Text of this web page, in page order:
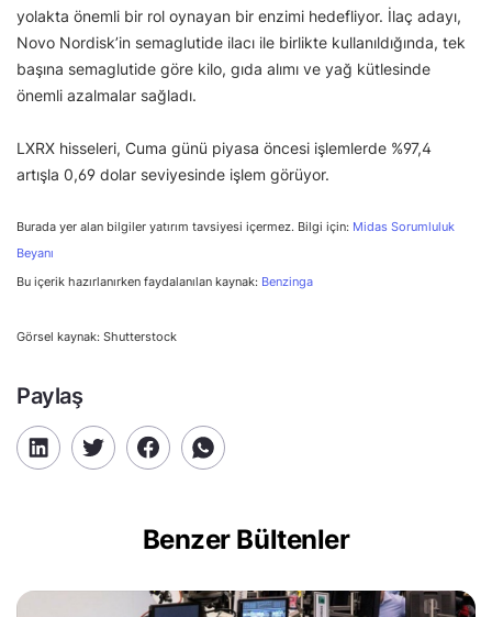
yolakta önemli bir rol oynayan bir enzimi hedefliyor. İlaç adayı,
Novo Nordisk’in semaglutide ilacı ile birlikte kullanıldığında, tek
başına semaglutide göre kilo, gıda alımı ve yağ kütlesinde
önemli azalmalar sağladı.
LXRX hisseleri, Cuma günü piyasa öncesi işlemlerde %97,4
artışla 0,69 dolar seviyesinde işlem görüyor.
Burada yer alan bilgiler yatırım tavsiyesi içermez. Bilgi için: Midas Sorumluluk
Beyanı
Bu içerik hazırlanırken faydalanılan kaynak: Benzinga
Görsel kaynak: Shutterstock
Paylaş
Benzer Bültenler